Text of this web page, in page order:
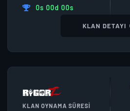
0s 00d 00s
KLAN DETAYI
KLAN OYNAMA SÜRESI